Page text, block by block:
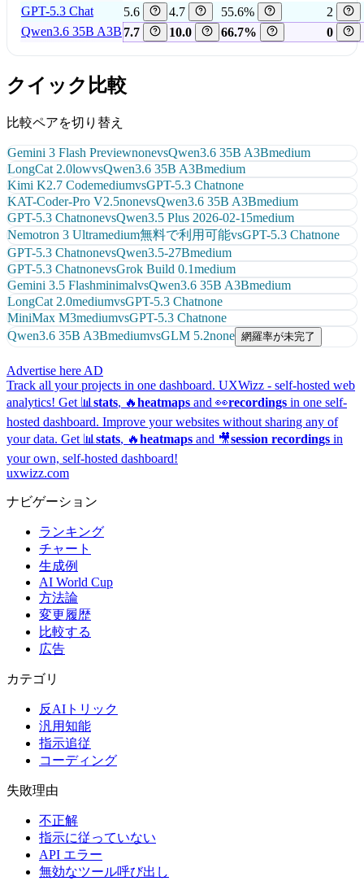
GPT-5.3 Chat
5.6 4.7 55.6%
2
Qwen3.6 35B A3B 7.7 10.0 66.7% 0
クイック比較
比較ペアを切り替え
Gemini 3 Flash PreviewnonevsQwen3.6 35B A3Bmedium
LongCat 2.0lowvsQwen3.6 35B A3Bmedium
Kimi K2.7 CodemediumvsGPT-5.3 Chatnone
KAT-Coder-Pro V2.5nonevsQwen3.6 35B A3Bmedium
GPT-5.3 ChatnonevsQwen3.5 Plus 2026-02-15medium
Nemotron 3 Ultramedium無料で利用可能vsGPT-5.3 Chatnone
GPT-5.3 ChatnonevsQwen3.5-27Bmedium
GPT-5.3 ChatnonevsGrok Build 0.1medium
Gemini 3.5 FlashminimalvsQwen3.6 35B A3Bmedium
LongCat 2.0mediumvsGPT-5.3 Chatnone
MiniMax M3mediumvsGPT-5.3 Chatnone
Qwen3.6 35B A3BmediumvsGLM 5.2none 網羅率が未完了
Advertise here AD
Track all your projects in one dashboard. UXWizz - self-hosted web
analytics! Get 📊 stats, 🔥heatmaps and 👀recordings in one self-
hosted dashboard. Improve your websites without sharing any of
your data. Get 📊 stats, 🔥heatmaps and 🎥session recordings in
your own, self-hosted dashboard!
uxwizz.com
ナビゲーション
ランキング
チャート
生成例
AI World Cup
方法論
変更履歴
比較する
広告
カテゴリ
反AIトリック
汎用知能
指示追従
コーディング
失敗理由
不正解
指示に従っていない
API エラー
無効なツール呼び出し